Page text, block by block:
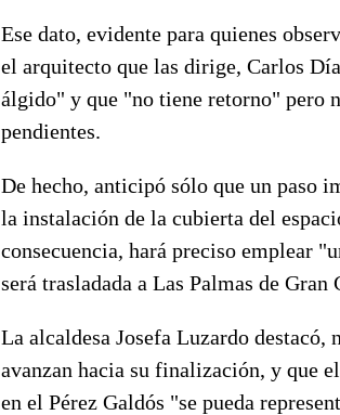
Ese dato, evidente para quienes
el arquitecto que las dirige, Carlos
álgido" y que "no tiene retorno" pero
pendientes.
De hecho, anticipó sólo que un paso
la instalación de la cubierta del
consecuencia, hará preciso emplear
será trasladada a Las Palmas de
La alcaldesa Josefa Luzardo destacó,
avanzan hacia su finalización, y que
en el Pérez Galdós "se pueda